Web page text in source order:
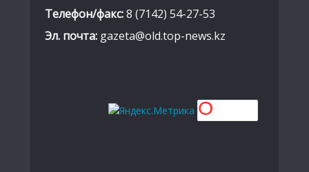
Телефон/факс:8 (7142) 54-27-53
Эл. почта: gazeta@old.top-news.kz